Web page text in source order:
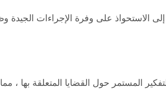
إلى الاستحواذ على وفرة الإجراءات
المستمر حول القضايا المتعلقة بها ،